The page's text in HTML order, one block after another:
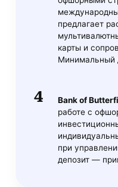
предлагает
карты и
Минимальный
Bank of
работе с
при
депозит —